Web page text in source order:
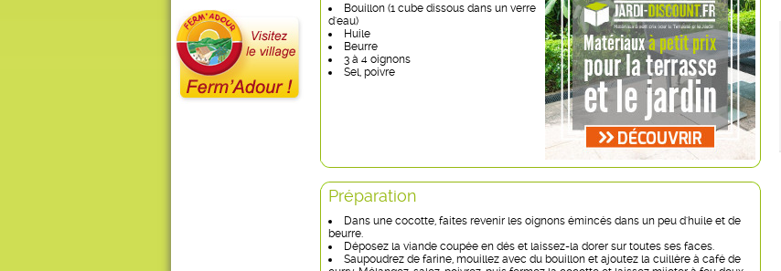
Bouillon (1 cube dissous dans un verre
d'eau)
Huile
Beurre
3 à 4 oignons
Sel, poivre
Préparation
Dans une cocotte, faites revenir les oignons émincés dans un peu d'huile et de
beurre.
Déposez la viande coupée en dés et laissez-la dorer sur toutes ses faces.
Saupoudrez de farine, mouillez avec du bouillon et ajoutez la cuillère à café de